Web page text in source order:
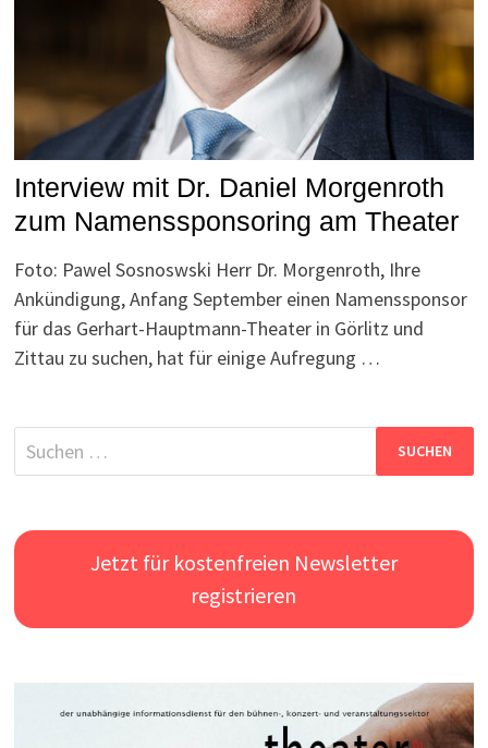
Interview mit Dr. Daniel Morgenroth
zum Namenssponsoring am Theater
Foto: Pawel Sosnoswski Herr Dr. Morgenroth, Ihre
Ankündigung, Anfang September einen Namenssponsor
für das Gerhart-Hauptmann-Theater in Görlitz und
Zittau zu suchen, hat für einige Aufregung …
Suchen
nach:
Jetzt für kostenfreien Newsletter
registrieren